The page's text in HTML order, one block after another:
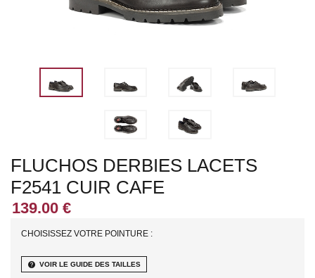
FLUCHOS DERBIES LACETS
F2541 CUIR CAFE
CHOISISSEZ VOTRE POINTURE :
help VOIR LE GUIDE DES TAILLES